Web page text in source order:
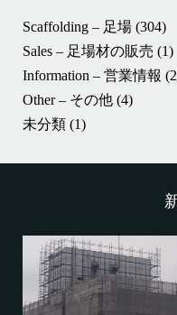
Scaffolding – 足場(304)
Sales – 足場材の販売 (1)
Information – 営業情報
Other – その他(4)
未分類(1)